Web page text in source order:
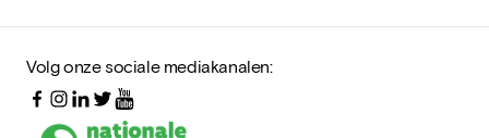
Volg onze sociale mediakanalen: